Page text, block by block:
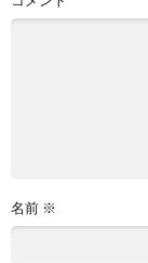
名前 ※